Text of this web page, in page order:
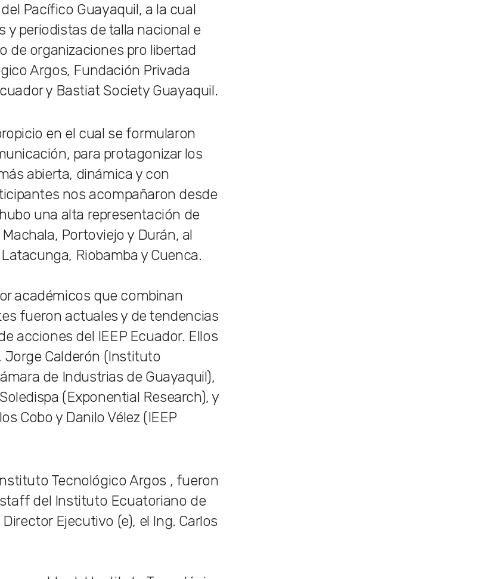
Pacífico Guayaquil, a la cual
periodistas de talla nacional e
de organizaciones pro libertad
Argos, Fundación Privada
y Bastiat Society Guayaquil.
en el cual se formularon
para protagonizar los
abierta, dinámica y con
nos acompañaron desde
una alta representación de
Portoviejo y Durán, al
Riobamba y Cuenca.
académicos que combinan
fueron actuales y de tendencias
acciones del IEEP Ecuador. Ellos
Jorge Calderón (Instituto
de Industrias de Guayaquil),
(Exponential Research), y
Cobo y Danilo Vélez (IEEP
Tecnológico Argos , fueron
del Instituto Ecuatoriano de
Ejecutivo (e), el Ing. Carlos